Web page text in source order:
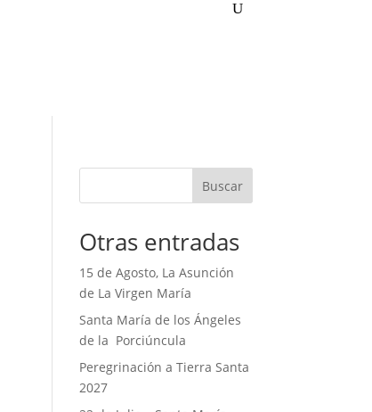
Buscar
Otras entradas
15 de Agosto, La Asunción
de La Virgen María
Santa María de los Ángeles
de la Porciúncula
Peregrinación a Tierra Santa
2027